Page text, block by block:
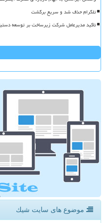
تلگرام حذف شد و سریع برگشت
تاکید مدیرعامل شرکت زیرساخت بر توسعه
موضوع های سایت شیك